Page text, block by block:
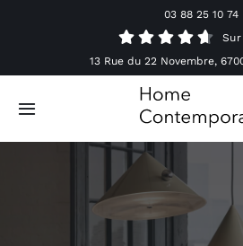
03 88 25 10 74
13 Rue du 22 Novembre,
Toggle
Navigation
Mobilier